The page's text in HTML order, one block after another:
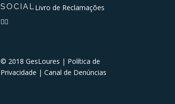
SOCIAL

Livro de Reclamações
© 2018 GesLoures | Política de
Privacidade |Canal de Denúncias